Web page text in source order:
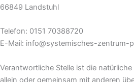
66849 Landstuhl
Telefon: 0151 70388720
E-Mail: info@systemisches-zentrum-
Verantwortliche Stelle ist die
allein oder gemeinsam mit anderen